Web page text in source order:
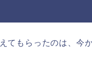
てもらったのは、今